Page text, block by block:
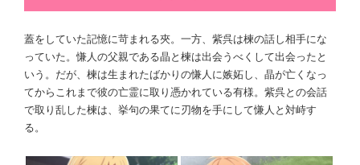
蓋をしていた記憶に苛まれる夾。一方、紫呉は楝の話し相手にな
っていた。慊人の父親である晶と楝は出会うべくして出会ったと
いう。だが、楝は生まれたばかりの慊人に嫉妬し、晶が亡くなっ
てからこれまで彼の亡霊に取り憑かれている有様。紫呉との会話
で取り乱した楝は、挙句の果てに刃物を手にして慊人と対峙す
る。